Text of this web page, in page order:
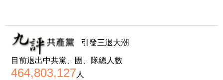
引發三退大潮
目前退出中共黨、團、隊總人數
464,803,127人